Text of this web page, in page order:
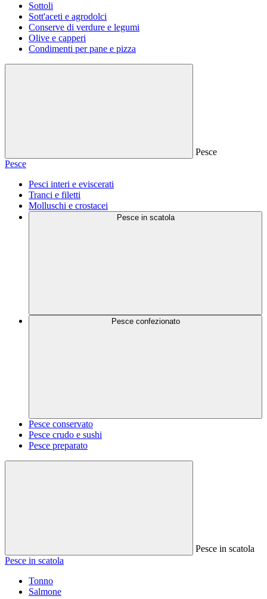
Sottoli
Sott'aceti e agrodolci
Conserve di verdure e legumi
Olive e capperi
Condimenti per pane e pizza
Pesce
Pesce
Pesci interi e eviscerati
Tranci e filetti
Molluschi e crostacei
Pesce in scatola
Pesce confezionato
Pesce conservato
Pesce crudo e sushi
Pesce preparato
Pesce in scatola
Pesce in scatola
Tonno
Salmone